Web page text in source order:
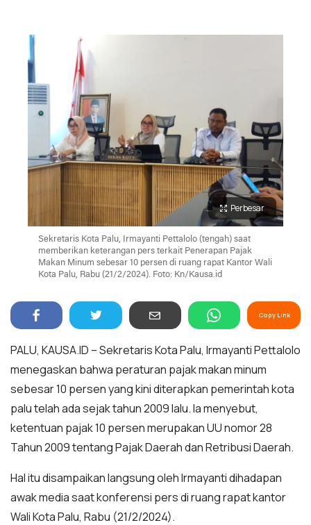
Perbesar
Sekretaris Kota Palu, Irmayanti Pettalolo (tengah) saat
memberikan keterangan pers terkait Penerapan Pajak
Makan Minum sebesar 10 persen di ruang rapat Kantor Wali
Kota Palu, Rabu (21/2/2024). Foto: Kn/Kausa.id
Copy Link
PALU, KAUSA.ID – Sekretaris Kota Palu, Irmayanti Pettalolo
menegaskan bahwa peraturan pajak makan minum
sebesar 10 persen yang kini diterapkan pemerintah kota
palu telah ada sejak tahun 2009 lalu. Ia menyebut,
ketentuan pajak 10 persen merupakan UU nomor 28
Tahun 2009 tentang Pajak Daerah dan Retribusi Daerah.
Hal itu disampaikan langsung oleh Irmayanti dihadapan
awak media saat konferensi pers di ruang rapat kantor
Wali Kota Palu, Rabu (21/2/2024).